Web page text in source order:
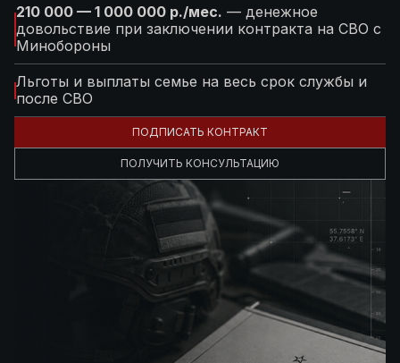
210 000 — 1 000 000 р./мес. — денежное
довольствие при заключении контракта на СВО с
Минобороны
Льготы и выплаты семье на весь срок службы и
после СВО
ПОДПИСАТЬ КОНТРАКТ
ПОЛУЧИТЬ КОНСУЛЬТАЦИЮ